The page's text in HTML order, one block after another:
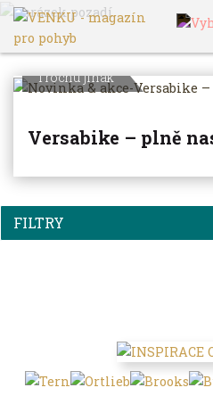
VENKU Archiv článků
FILTRY
Trochu jinak
Versabike – plně